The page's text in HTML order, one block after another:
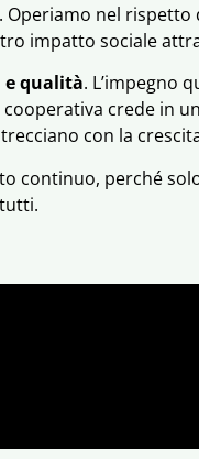
nel
impatto sociale
qualità. L’impegno
crede in un
con la
continuo, perché